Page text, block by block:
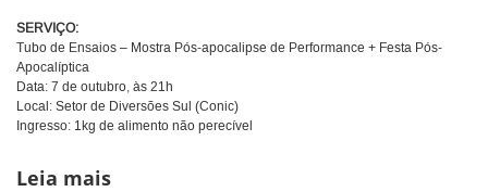
SERVIÇO:
Tubo de Ensaios – Mostra Pós-apocalipse de Performance + Festa Pós-
Apocalíptica
Data: 7 de outubro, às 21h
Local: Setor de Diversões Sul (Conic)
Ingresso: 1kg de alimento não perecível
Leia mais